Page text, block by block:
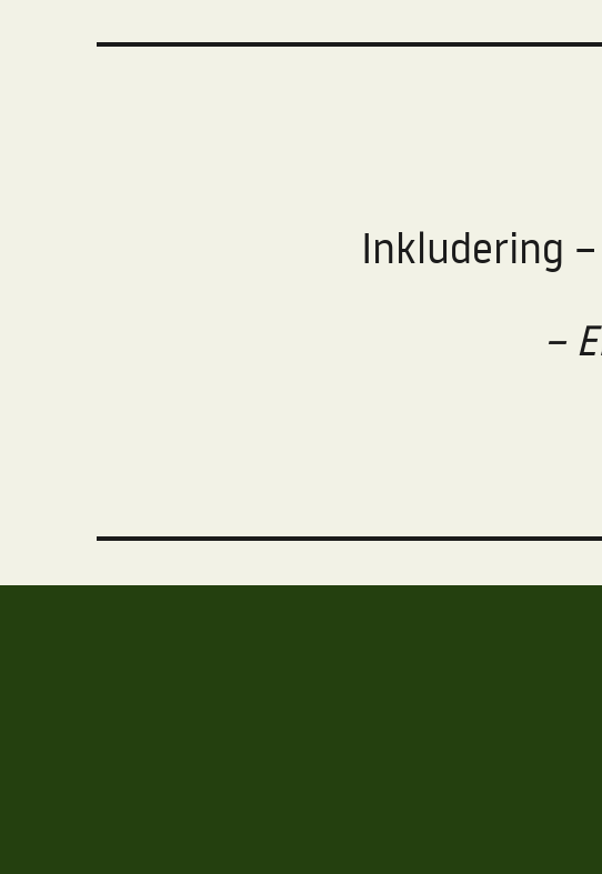
Inkludering
–